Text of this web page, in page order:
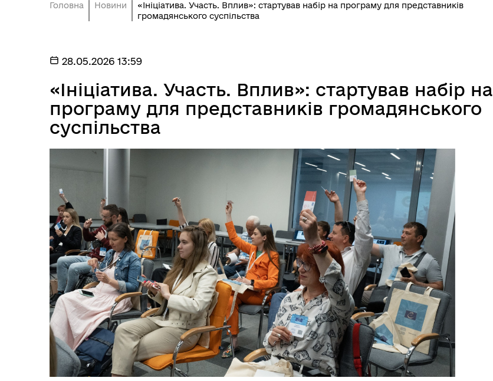
Головна Новини
«Ініціатива. Участь. Вплив»: стартував набір на програму для представників
громадянського суспільства
28.05.2026 13:59
«Ініціатива. Участь. Вплив»: стартував набір на
програму для представників громадянського
суспільства